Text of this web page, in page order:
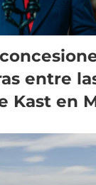
entre
Kast en